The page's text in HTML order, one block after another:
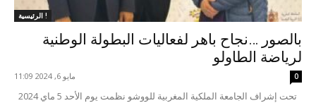
الرئيسية !
بالصور …نجاح باهر لفعاليات البطولة الوطنية
لرياضة الطاولو
مايو 6, 2024 11:09 0